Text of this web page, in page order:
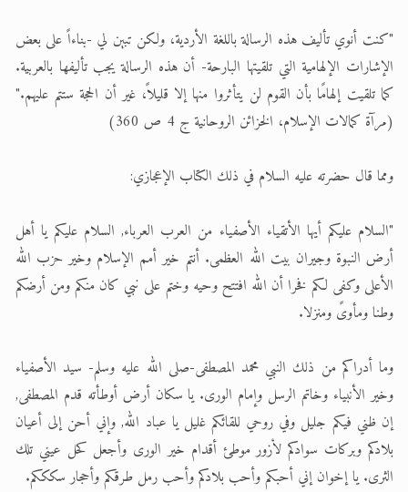
"كنت أنوي تأليف هذه الرسالة باللغة الأردية، ولكن تبين لي -بناءاً على بعض
الإشارات الإلهامية التي تلقيتها البارحة- أن هذه الرسالة يجب تأليفها بالعربية.
كما تلقيت إلهامًا بأن القوم لن يتأثروا منها إلا قليلاً، غير أن الحجة ستتم عليهم."
(مرآة كمالات الإسلام، الخزائن الروحانية ج 4 ص 360)
ومما قال حضرته عليه السلام في ذلك الكتاب الإعجازي:
"السلام عليكم أيها الأتقياء الأصفياء من العرب العرباء, السلام عليكم يا أهل
أرض النبوة وجيران بيت الله العظمى. أنتم خير أمم الإسلام وخير حزب الله
الأعلى وكفى لكم فخرا أن الله افتتح وحيه وختم على نبي كان منكم ومن أرضكم
وطنا ومأوىً ومنزلا.
وما أدراكم من ذلك النبي محمد المصطفى-صلى الله عليه وسلم- سيد الأصفياء
وخير الأنبياء وخاتم الرسل وإمام الورى. يا سكان أرض أوطأته قدم المصطفى,
إن ظني فيكم جليل وفي روحي للقائكم غليل يا عباد الله, وإني أحن إلى أعيان
بلادكم وبركات سوادكم لاْزور موطئ أقدام خير الورى وأجعل كحل عيني تلك
الثرى. يا إخوان إني أحبكم وأحب بلادكم وأحب رمل طرقكم وأحجار سكككم.